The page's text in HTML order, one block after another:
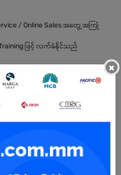
/ Online Sales အတွေ့အကြုံ
Training ဖြင့် လက်ခံနိုင်သည်
န်ပြီး စာရေး/စာပြန်ကျွမ်းကျင်ရမည်
နှင့် Messenger Handling
ရမည်
အသုံးပြုနိုင်ရင် ပိုကောင်း
×